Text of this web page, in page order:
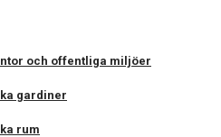
och offentliga miljöer
gardiner
rum